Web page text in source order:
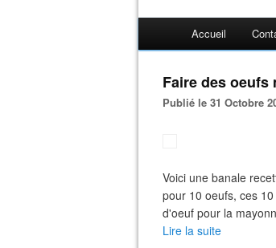
Accueil
Faire des
Publié le 31 Octobre
Voici une banale
pour 10 oeufs, ces
d'oeuf pour la
Lire la suite